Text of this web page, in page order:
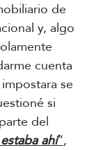
de
y, algo
cuenta
se
si
del
ahí”,